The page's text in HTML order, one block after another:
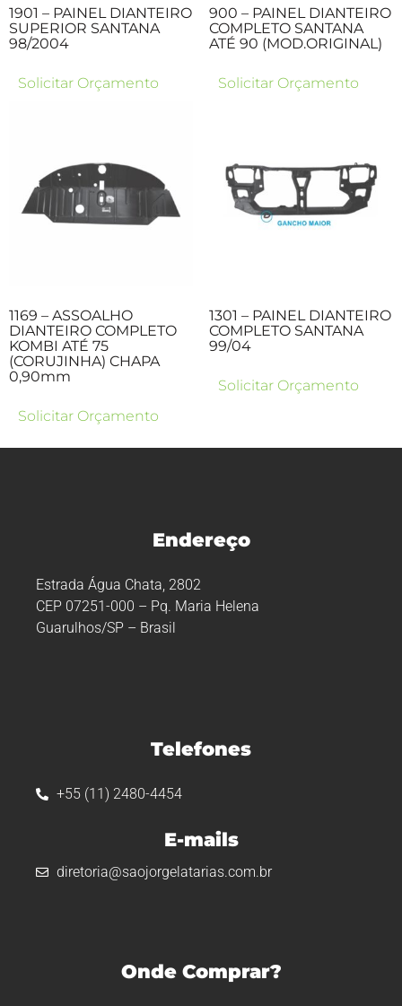
1901 – PAINEL DIANTEIRO
SUPERIOR SANTANA
98/2004
Solicitar Orçamento
900 – PAINEL DIANTEIRO
COMPLETO SANTANA
ATÉ 90 (MOD.ORIGINAL)
Solicitar Orçamento
1169 – ASSOALHO
DIANTEIRO COMPLETO
KOMBI ATÉ 75
(CORUJINHA) CHAPA
0,90mm
Solicitar Orçamento
1301 – PAINEL DIANTEIRO
COMPLETO SANTANA
99/04
Solicitar Orçamento
Endereço
Estrada Água Chata, 2802
CEP 07251-000 – Pq. Maria Helena
Guarulhos/SP – Brasil
Telefones
+55 (11) 2480-4454
E-mails
diretoria@saojorgelatarias.com.br
Onde Comprar?